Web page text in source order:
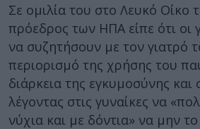
Σε ομιλία του στο Λευκό Οίκο
πρόεδρος των ΗΠΑ είπε ότι οι
να συζητήσουν με τον γιατρό
περιορισμό της χρήσης του
διάρκεια της εγκυμοσύνης και
λέγοντας στις γυναίκες να
νύχια και με δόντια» να μην